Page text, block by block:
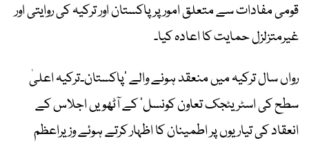
قومی مفادات سے متعلق امور پر پاکستان اور ترکیہ کی روایتی اور
غیرمتزلزل حمایت کا اعادہ کیا۔
رواں سال ترکیہ میں منعقد ہونے والے ’پاکستان۔ترکیہ اعلیٰ
سطح کی اسٹریٹجک تعاون کونسل‘ کے آٹھویں اجلاس کے
انعقاد کی تیاریوں پر اطمینان کا اظہار کرتے ہوئے وزیراعظم